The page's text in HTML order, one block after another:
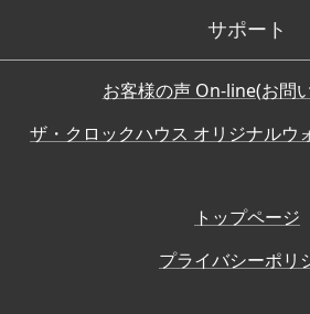
サポート
お客様の声 On-line(お問
ザ・クロックハウス オリジナルウ
トップページ
プライバシーポリ